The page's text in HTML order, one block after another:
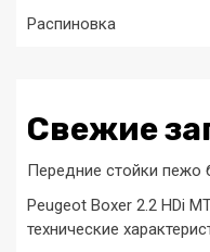
Распиновка
Свежие
Передние стойки пежо
Peugeot Boxer 2.2 HDi
технические